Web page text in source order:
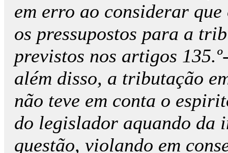
em erro ao considerar
os pressupostos para a
previstos nos artigos
além disso, a tributação
não teve em conta o
do legislador aquando da
questão, violando em